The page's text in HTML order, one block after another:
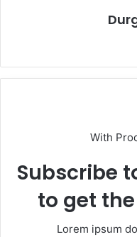
With
Subscribe
to get
Lorem ipsum